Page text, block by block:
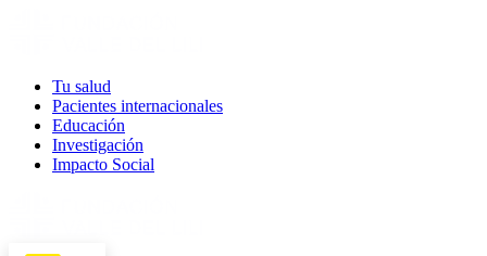
Tu salud
Pacientes internacionales
Educación
Investigación
Impacto Social